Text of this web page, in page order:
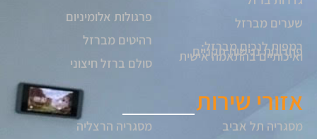
שערים מברזל
רמפות לנכים מברזל:
פתרונות נגישות תקניים
ואיכותיים בהתאמה אישית
פרגולות אלומיניום
רהיטים מברזל
סולם ברזל חיצוני
אזורי שירות
מסגריה תל אביב
מסגריה הרצליה